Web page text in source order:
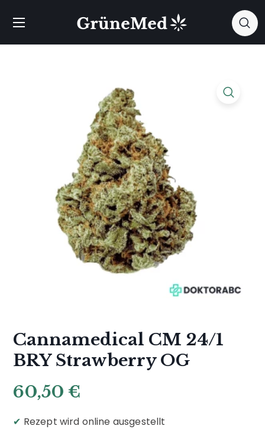
Cannamedical CM 24/1
BRY Strawberry OG
60,50 €
✔ Rezept wird online ausgestellt